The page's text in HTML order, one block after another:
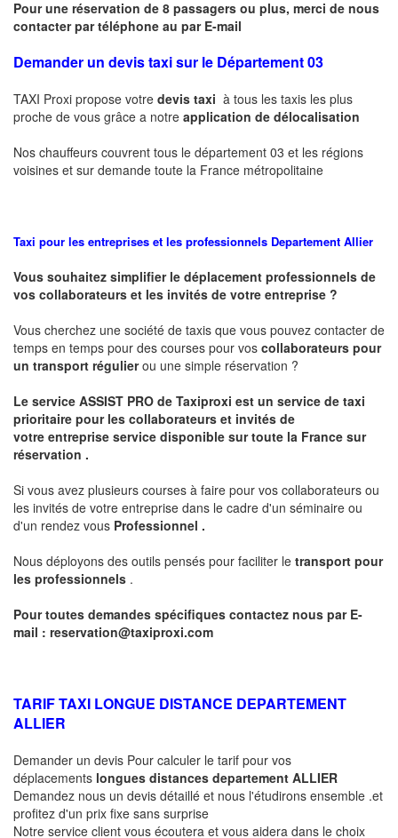
Pour une réservation de 8 passagers ou plus, merci de nous
contacter par téléphone au par E-mail
Demander un devis taxi sur le Département 03
TAXI Proxi propose votre devis taxi à tous les taxis les plus
proche de vous grâce a notre application de délocalisation
Nos chauffeurs couvrent tous le département 03 et les régions
voisines et sur demande toute la France métropolitaine
Taxi pour les entreprises et les professionnels Departement Allier
Vous souhaitez simplifier le déplacement professionnels de
vos collaborateurs et les invités de votre entreprise ?
Vous cherchez une société de taxis que vous pouvez contacter de
temps en temps pour des courses pour vos collaborateurs pour
un transport régulierou une simple réservation ?
Le service ASSIST PRO de Taxiproxi est un service de taxi
prioritaire pour les collaborateurs et invités de
votre entreprise service disponible sur toute la France sur
réservation .
Si vous avez plusieurs courses à faire pour vos collaborateurs ou
les invités de votre entreprise dans le cadre d'un séminaire ou
d'un rendez vous Professionnel .
Nous déployons des outils pensés pour faciliter le transport pour
les professionnels .
Pour toutes demandes spécifiques contactez nous par E-
mail : reservation@taxiproxi.com
TARIF TAXI LONGUE DISTANCE DEPARTEMENT
ALLIER
Demander un devis Pour calculer le tarif pour vos
déplacements longues distances departement ALLIER
Demandez nous un devis détaillé et nous l'étudirons ensemble .et
profitez d'un prix fixe sans surprise
Notre service client vous écoutera et vous aidera dans le choix